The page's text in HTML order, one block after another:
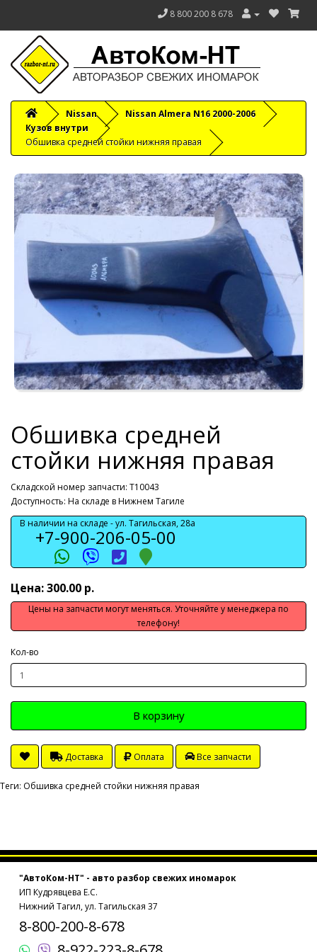
8 800 200 8 678
Nissan
Nissan Almera N16 2000-2006
Кузов внутри
Обшивка средней стойки нижняя правая
Обшивка средней
стойки нижняя правая
Складской номер запчасти: T10043
Доступность: На складе в Нижнем Тагиле
В наличии на складе -ул. Тагильская, 28а
+7-900-206-05-00
Цена: 300.00 р.
Цены на запчасти могут меняться. Уточняйте у менеджера по
телефону!
Кол-во
В корзину
Доставка Оплата Все запчасти
Теги: Обшивка средней стойки нижняя правая
"АвтоКом-НТ" - авто разбор свежих иномарок
ИП Кудрявцева Е.С.
Нижний Тагил, ул. Тагильская 37
8-800-200-8-678